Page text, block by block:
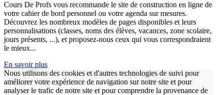
Cours De Profs vous recommande le site de construction en ligne de
votre cahier de bord personnel ou votre agenda sur mesures.
Découvrez les nombreux modèles de pages disponibles et leurs
personnalisations (classes, noms des élèves, vacances, zone scolaire,
jours présents, ...), et proposez-nous ceux qui vous correspondraient
le mieux...
En savoir plus
Nous utilisons des cookies et d'autres technologies de suivi pour
améliorer votre expérience de navigation sur notre site et pour
analyser le trafic de notre site et pour comprendre la provenance de